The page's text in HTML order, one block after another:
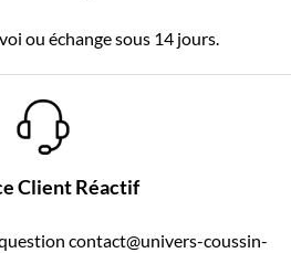
ou échange sous 14 jours.
Client Réactif
contact@univers-coussin-